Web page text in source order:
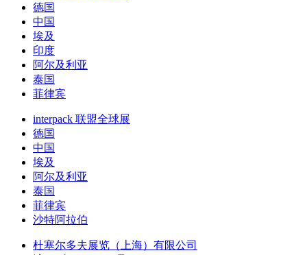
德国
中国
埃及
印度
阿尔及利亚
泰国
菲律宾
interpack 联盟全球展
德国
中国
埃及
阿尔及利亚
泰国
菲律宾
沙特阿拉伯
杜塞尔多夫展览（上海）有限公司